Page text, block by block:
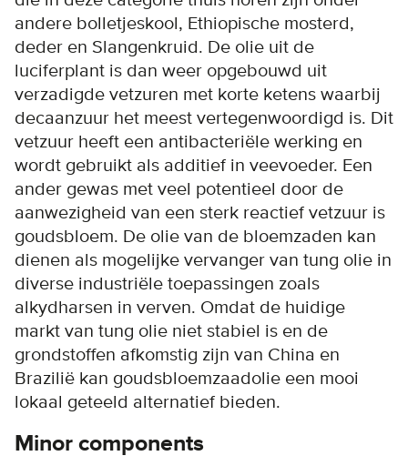
andere bolletjeskool, Ethiopische mosterd,
deder en Slangenkruid. De olie uit de
luciferplant is dan weer opgebouwd uit
verzadigde vetzuren met korte ketens waarbij
decaanzuur het meest vertegenwoordigd is. Dit
vetzuur heeft een antibacteriële werking en
wordt gebruikt als additief in veevoeder. Een
ander gewas met veel potentieel door de
aanwezigheid van een sterk reactief vetzuur is
goudsbloem. De olie van de bloemzaden kan
dienen als mogelijke vervanger van tung olie in
diverse industriële toepassingen zoals
alkydharsen in verven. Omdat de huidige
markt van tung olie niet stabiel is en de
grondstoffen afkomstig zijn van China en
Brazilië kan goudsbloemzaadolie een mooi
lokaal geteeld alternatief bieden.
Minor components